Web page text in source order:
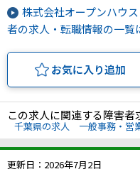
株式会社オープンハウ
者の求人・転職情報の一覧
お気に入り追加
この求人に関連する障害者
千葉県の求人 一般事務・営
更新日：2026年7月2日